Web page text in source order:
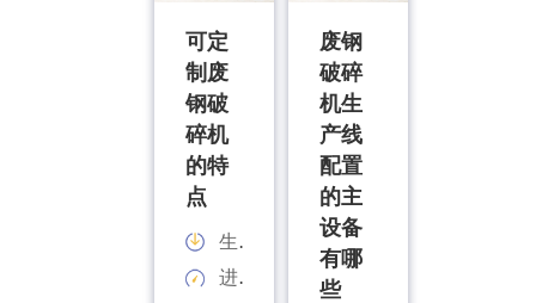
可定
制废
钢破
碎机
的特
点
生产能力：
进料规格：
废钢
破碎
机生
产线
配置
的主
设备
有哪
些